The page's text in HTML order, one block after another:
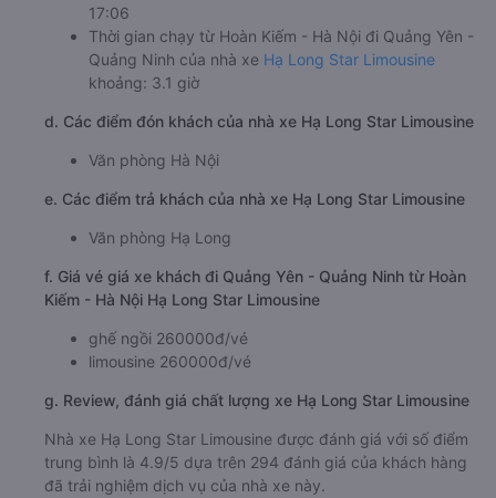
17:06
Thời gian chạy từ Hoàn Kiếm - Hà Nội đi Quảng Yên -
Quảng Ninh của nhà xe Hạ Long Star Limousine
khoảng: 3.1 giờ
d. Các điểm đón khách của nhà xe Hạ Long Star Limousine
Văn phòng Hà Nội
e. Các điểm trả khách của nhà xe Hạ Long Star Limousine
Văn phòng Hạ Long
f. Giá vé giá xe khách đi Quảng Yên - Quảng Ninh từ Hoàn
Kiếm - Hà Nội Hạ Long Star Limousine
ghế ngồi 260000đ/vé
limousine 260000đ/vé
g. Review, đánh giá chất lượng xe Hạ Long Star Limousine
Nhà xe Hạ Long Star Limousine được đánh giá với số điểm
trung bình là 4.9/5 dựa trên 294 đánh giá của khách hàng
đã trải nghiệm dịch vụ của nhà xe này.